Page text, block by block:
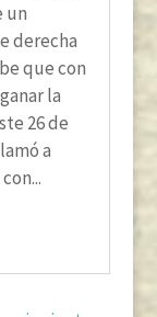
un
derecha
que con
la
26 de
a